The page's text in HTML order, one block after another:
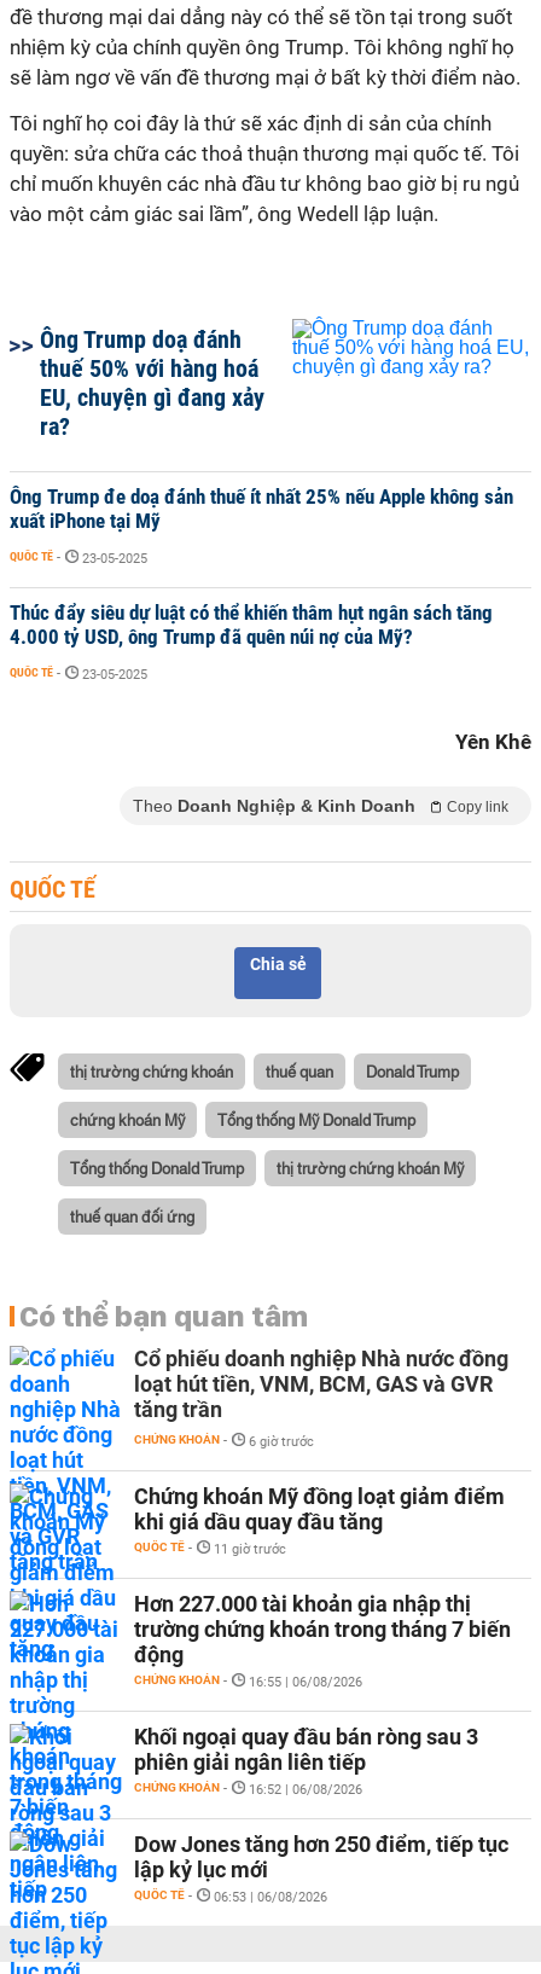
đề thương mại dai dẳng này có thể sẽ tồn tại trong suốt
nhiệm kỳ của chính quyền ông Trump. Tôi không nghĩ họ
sẽ làm ngơ về vấn đề thương mại ở bất kỳ thời điểm nào.
Tôi nghĩ họ coi đây là thứ sẽ xác định di sản của chính
quyền: sửa chữa các thoả thuận thương mại quốc tế. Tôi
chỉ muốn khuyên các nhà đầu tư không bao giờ bị ru ngủ
vào một cảm giác sai lầm”, ông Wedell lập luận.
Ông Trump doạ đánh
thuế 50% với hàng hoá
EU, chuyện gì đang xảy
ra?
Ông Trump đe doạ đánh thuế ít nhất 25% nếu Apple không sản
xuất iPhone tại Mỹ
QUỐC TẾ - 23-05-2025
Thúc đẩy siêu dự luật có thể khiến thâm hụt ngân sách tăng
4.000 tỷ USD, ông Trump đã quên núi nợ của Mỹ?
QUỐC TẾ - 23-05-2025
Yên Khê
Theo Doanh Nghiệp & Kinh Doanh Copy link
QUỐC TẾ
Chia sẻ
thị trường chứng khoán thuế quan Donald Trump
chứng khoán Mỹ Tổng thống Mỹ Donald Trump
Tổng thống Donald Trump thị trường chứng khoán Mỹ
thuế quan đối ứng
Có thể bạn quan tâm
Cổ phiếu doanh nghiệp Nhà nước đồng
loạt hút tiền, VNM, BCM, GAS và GVR
tăng trần
CHỨNG KHOÁN - 6 giờ trước
Chứng khoán Mỹ đồng loạt giảm điểm
khi giá dầu quay đầu tăng
QUỐC TẾ - 11 giờ trước
Hơn 227.000 tài khoản gia nhập thị
trường chứng khoán trong tháng 7 biến
động
CHỨNG KHOÁN - 16:55 | 06/08/2026
Khối ngoại quay đầu bán ròng sau 3
phiên giải ngân liên tiếp
CHỨNG KHOÁN - 16:52 | 06/08/2026
Dow Jones tăng hơn 250 điểm, tiếp tục
lập kỷ lục mới
QUỐC TẾ - 06:53 | 06/08/2026